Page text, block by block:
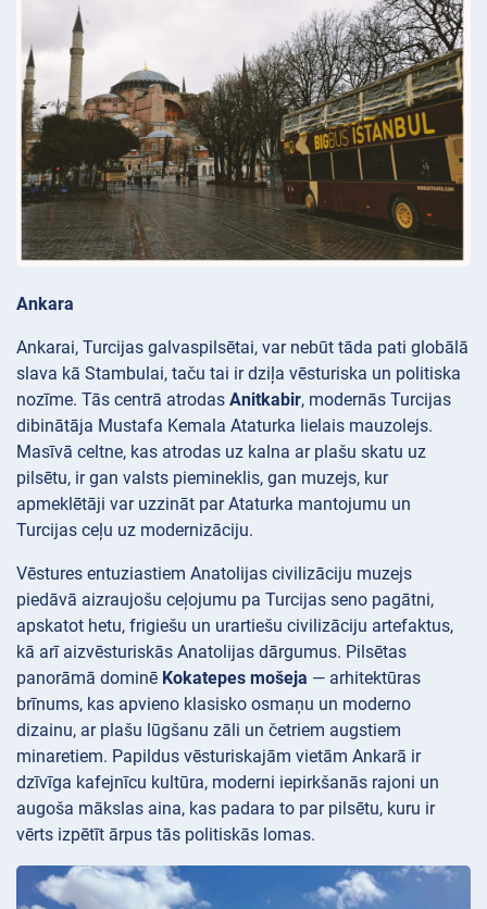
Ankara
Ankarai, Turcijas galvaspilsētai, var nebūt tāda pati globālā
slava kā Stambulai, taču tai ir dziļa vēsturiska un politiska
nozīme. Tās centrā atrodas Anitkabir, modernās Turcijas
dibinātāja Mustafa Kemala Ataturka lielais mauzolejs.
Masīvā celtne, kas atrodas uz kalna ar plašu skatu uz
pilsētu, ir gan valsts piemineklis, gan muzejs, kur
apmeklētāji var uzzināt par Ataturka mantojumu un
Turcijas ceļu uz modernizāciju.
Vēstures entuziastiem Anatolijas civilizāciju muzejs
piedāvā aizraujošu ceļojumu pa Turcijas seno pagātni,
apskatot hetu, frigiešu un urartiešu civilizāciju artefaktus,
kā arī aizvēsturiskās Anatolijas dārgumus. Pilsētas
panorāmā dominē Kokatepes mošeja — arhitektūras
brīnums, kas apvieno klasisko osmaņu un moderno
dizainu, ar plašu lūgšanu zāli un četriem augstiem
minaretiem. Papildus vēsturiskajām vietām Ankarā ir
dzīvīga kafejnīcu kultūra, moderni iepirkšanās rajoni un
augoša mākslas aina, kas padara to par pilsētu, kuru ir
vērts izpētīt ārpus tās politiskās lomas.